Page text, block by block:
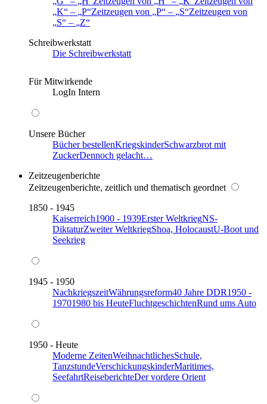
K
– P Zeitzeugen von P – S Zeitzeugen von
S
–
Z
Schreibwerkstatt
Die Schreibwerkstatt
Für Mitwirkende
LogIn Intern
Unsere Bücher
Bücher bestellenKriegskinderSchwarzbrot mit
ZuckerDennoch gelacht…
Zeitzeugenberichte
Zeitzeugenberichte, zeitlich und thematisch geordnet
1850 - 1945
Kaiserreich1900 - 1939Erster WeltkriegNS-
DiktaturZweiter WeltkriegShoa, HolocaustU-Boot und
Seekrieg
1945 - 1950
NachkriegszeitWährungsreform40 Jahre DDR1950 -
19701980 bis HeuteFluchtgeschichtenRund ums Auto
1950 - Heute
Moderne ZeitenWeihnachtlichesSchule,
TanzstundeVerschickungskinderMaritimes,
SeefahrtReiseberichteDer vordere Orient